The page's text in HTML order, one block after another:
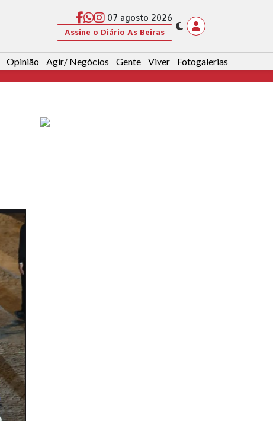
07 agosto 2026
Assine o Diário As Beiras
Opinião Agir/ Negócios Gente Viver Fotogalerias